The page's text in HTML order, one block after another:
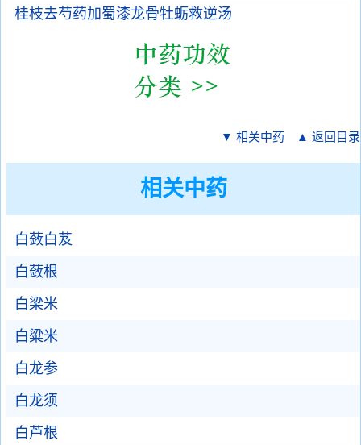
桂枝去芍药加蜀漆龙骨牡蛎救逆汤
▼ 相关中药 ▲ 返回目录
相关中药
白蔹白芨
白蔹根
白梁米
白粱米
白龙参
白龙须
白芦根